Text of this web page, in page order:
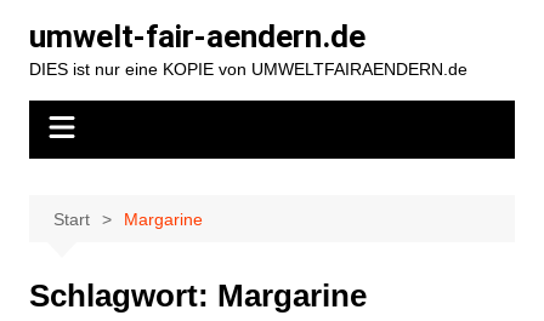
Inhalt
springen
umwelt-fair-aendern.de
DIES ist nur eine KOPIE von UMWELTFAIRAENDERN.de
Start Margarine
Schlagwort: Margarine